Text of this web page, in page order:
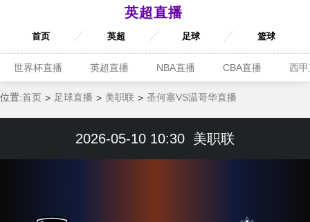
英超直播
首页 英超 足球 篮球
世界杯直播 英超直播 NBA直播 CBA直播 西
位置:首页 足球直播 美职联 圣何塞VS温哥华直播
2026-05-10 10:30 美职联